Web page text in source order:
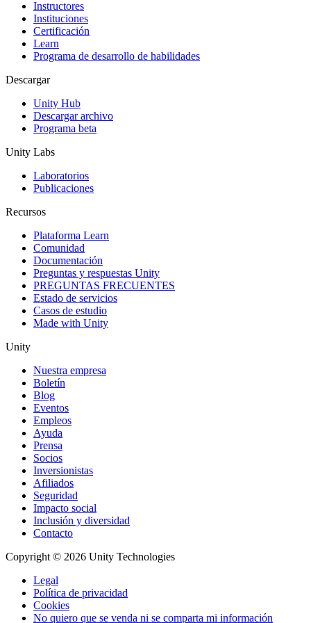
Juegos XR
Lanza juegos XR en múltiples plataformas
Juegos multijugador
Instructores
Instituciones
Certificación
Learn
Programa de desarrollo de habilidades
Descargar
Unity Hub
Descargar archivo
Programa beta
Unity Labs
Laboratorios
Publicaciones
Recursos
Plataforma Learn
Comunidad
Documentación
Preguntas y respuestas Unity
PREGUNTAS FRECUENTES
Estado de servicios
Casos de estudio
Made with Unity
Unity
Nuestra empresa
Boletín
Blog
Eventos
Empleos
Ayuda
Prensa
Socios
Inversionistas
Afiliados
Seguridad
Impacto social
Inclusión y diversidad
Contacto
Copyright © 2026 Unity Technologies
Legal
Política de privacidad
Cookies
No quiero que se venda ni se comparta mi información